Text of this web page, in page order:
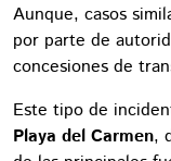
Aunque, casos
por parte de
concesiones de
Este tipo de
Playa del Carmen,